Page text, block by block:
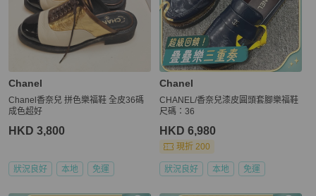
Chanel
Chanel香奈兒 拼色樂福鞋 全皮36碼
成色超好
HKD 3,800
狀況良好 本地 免運
Chanel
CHANEL/香奈兒漆皮圓頭套腳樂福鞋
尺碼：36
HKD 6,980
現折 200
狀況良好 本地 免運